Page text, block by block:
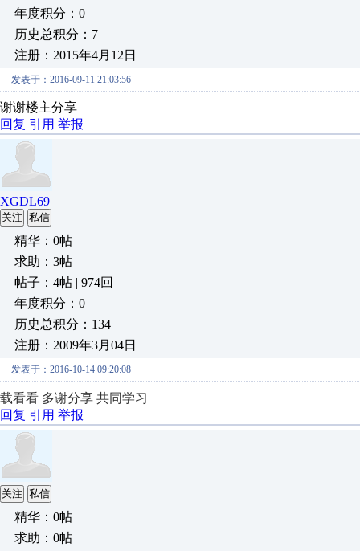
年度积分：0
历史总积分：7
注册：2015年4月12日
发表于：2016-09-11 21:03:56
谢谢楼主分享
回复 引用 举报
XGDL69
关注 私信
精华：0帖
求助：3帖
帖子：4帖 | 974回
年度积分：0
历史总积分：134
注册：2009年3月04日
发表于：2016-10-14 09:20:08
载看看 多谢分享 共同学习
回复 引用 举报
关注 私信
精华：0帖
求助：0帖